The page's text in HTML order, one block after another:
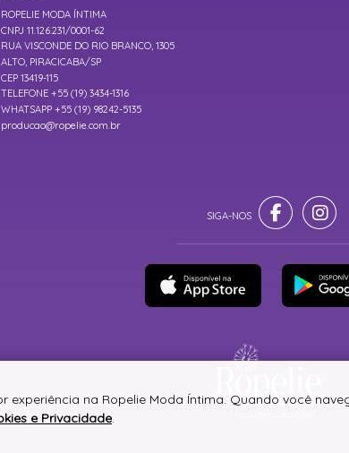
ROPELIE MODA ÍNTIMA
CNPJ 11.126.231/0001-62
RUA VISCONDE DO RIO BRANCO, 1305
ALTO, PIRACICABA/SP
CEP 13419-115
TELEFONE +55 (19) 3434-1316
WHATSAPP +55 (19) 98242-5135
producao@ropelie.com.br
na Ropelie Moda Íntima. Quando você
e Privacidade.